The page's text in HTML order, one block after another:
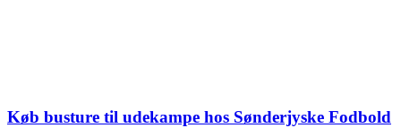
Køb busture til udekampe hos Sønderjyske Fodbold